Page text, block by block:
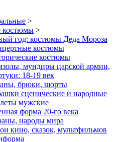
>
костюмы >
год: костюмы Деда Мороза
костюмы
костюмы
мундиры царской армии,
18-19 век
брюки, шорты
сценические и народные
мужские
форма 20-го века
народы мира
кино, сказок, мультфильмов